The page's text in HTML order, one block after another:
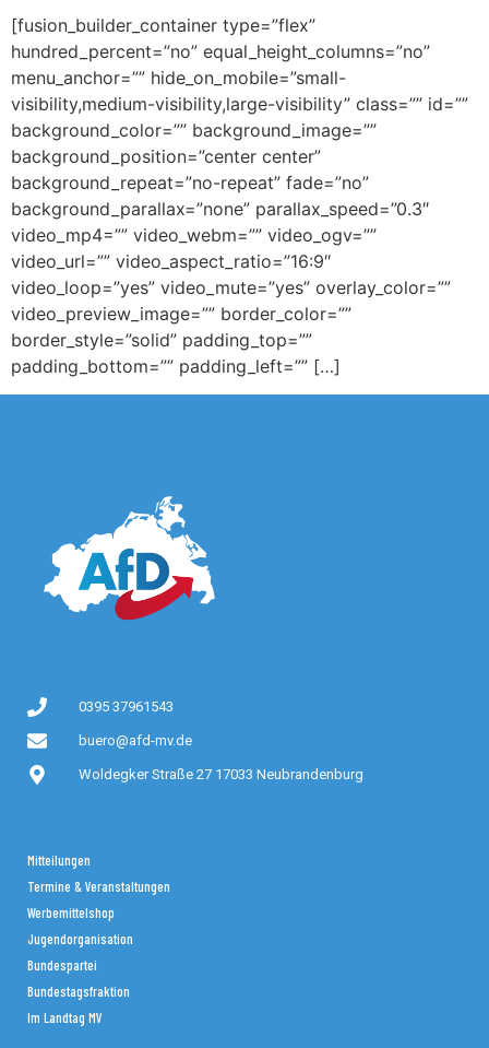
[fusion_builder_container type=”flex”
hundred_percent=”no” equal_height_columns=”no”
menu_anchor=”” hide_on_mobile=”small-
visibility,medium-visibility,large-visibility” class=”” id=””
background_color=”” background_image=””
background_position=”center center”
background_repeat=”no-repeat” fade=”no”
background_parallax=”none” parallax_speed=”0.3″
video_mp4=”” video_webm=”” video_ogv=””
video_url=”” video_aspect_ratio=”16:9″
video_loop=”yes” video_mute=”yes” overlay_color=””
video_preview_image=”” border_color=””
border_style=”solid” padding_top=””
padding_bottom=”” padding_left=”” […]
0395 37961543
buero@afd-mv.de
Woldegker Straße 27 17033 Neubrandenburg
Mitteilungen
Termine & Veranstaltungen
Werbemittelshop
Jugendorganisation
Bundespartei
Bundestagsfraktion
Im Landtag MV